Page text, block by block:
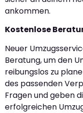
ankommen.
Kostenlose
Neuer
Beratung, um den
reibungslos zu
des passenden
Fragen und geben
erfolgreichen